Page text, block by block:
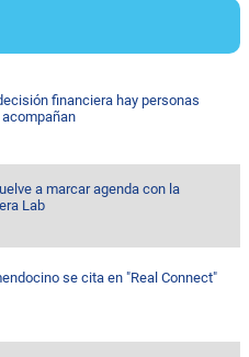
financiera hay personas
a marcar agenda con la
Lab
se cita en "Real Connect"